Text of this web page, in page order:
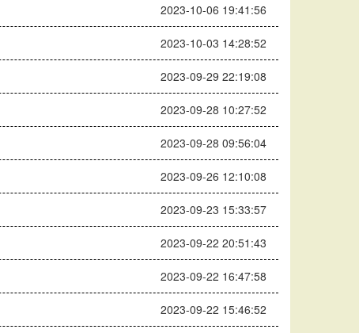
2023-10-06 19:41:56
2023-10-03 14:28:52
2023-09-29 22:19:08
2023-09-28 10:27:52
2023-09-28 09:56:04
2023-09-26 12:10:08
2023-09-23 15:33:57
2023-09-22 20:51:43
2023-09-22 16:47:58
2023-09-22 15:46:52